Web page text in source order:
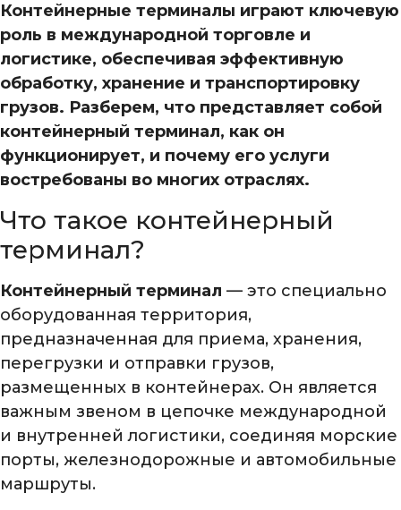
Контейнерные терминалы играют ключевую
роль в международной торговле и
логистике, обеспечивая эффективную
обработку, хранение и транспортировку
грузов. Разберем, что представляет собой
контейнерный терминал, как он
функционирует, и почему его услуги
востребованы во многих отраслях.
Что такое контейнерный
терминал?
Контейнерный терминал — это специально
оборудованная территория,
предназначенная для приема, хранения,
перегрузки и отправки грузов,
размещенных в контейнерах. Он является
важным звеном в цепочке международной
и внутренней логистики, соединяя морские
порты, железнодорожные и автомобильные
маршруты.